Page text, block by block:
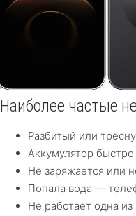
Наиболее частые
Разбитый или
Аккумулятор
Не заряжается или
Попала вода —
Не работает одна